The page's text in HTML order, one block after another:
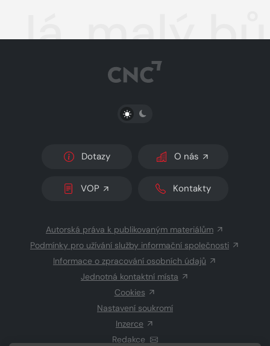
Já, malý
PŘEPNOUT SVĚTLÝ/TMAVÝ REŽIM
Dotazy O nás
VOP Kontakty
Autorská práva k publikovaným materiálům
Podmínky pro užívání služby informační společnosti
Informace o zpracování osobních údajů
Jednotná kontaktní místa
Cookies
Nastavení soukromí
Inzerce
Redakce